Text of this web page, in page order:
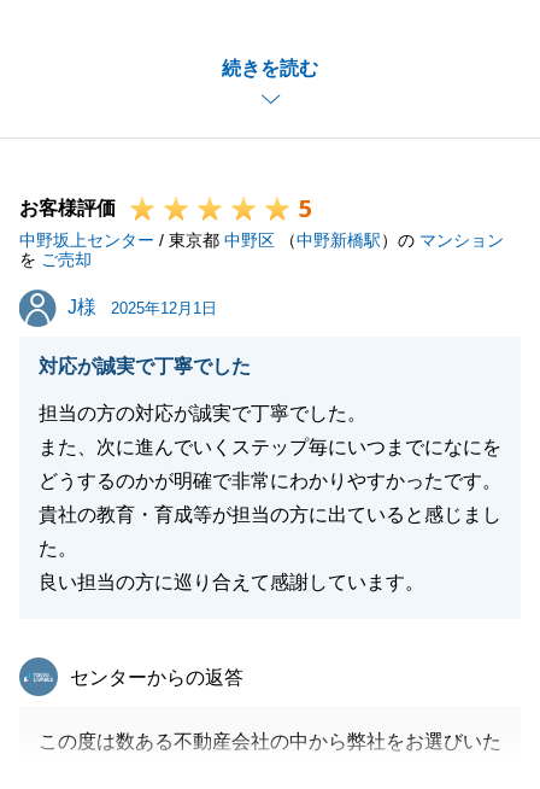
続きを読む
経緯があったので、事前に色々と動き方や作戦を考え
たうえで販売活動に臨んでいたので良い結果になりと
ても嬉しく思います。
手続きにご対応をいただき大変ありがたかったです。
無事にご売却が完了しましたので、安心してご新居で
新しいご家族との生活をお過ごしいただければと思い
ます。
閉じる
お客様評価 5
中野坂上センター / 東京都 中野区 （中野新橋駅）の マンション
を ご売却
J様
J様 2025年12月1日
対応が誠実で丁寧でした
担当の方の対応が誠実で丁寧でした。
また、次に進んでいくステップ毎にいつまでになにを
どうするのかが明確で非常にわかりやすかったです。
貴社の教育・育成等が担当の方に出ていると感じまし
た。
良い担当の方に巡り合えて感謝しています。
東急リバブル
センターからの返答
この度は数ある不動産会社の中から弊社をお選びいた